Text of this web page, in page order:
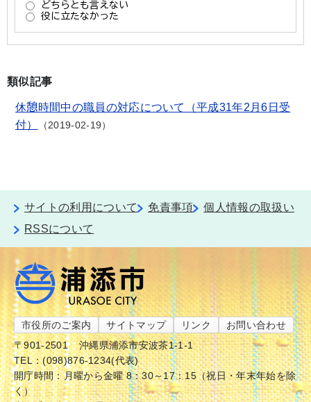
類似記事
休憩時間中の職員の対応について（平成31年2月6日受
付）
2019-02-19
サイトの利用について 免責事項
個人情報の取扱い
RSSについて
市役所のご案内 サイトマップ リンク
お問い合わせ
〒901-2501
沖縄県浦添市安波茶1-1-1
TEL：(098)876-1234(代表)
開庁時間：月曜から金曜 8：30～17：15（祝日・年末年始を除
く）